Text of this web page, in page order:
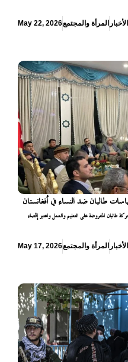
May 22, 2026المرأة والمجتمع
طالبان ضد النساء في أفغانستان
طالبان المفروضة على التعليم والعمل واعتبر إقصاء
May 17, 2026المرأة والمجتمع